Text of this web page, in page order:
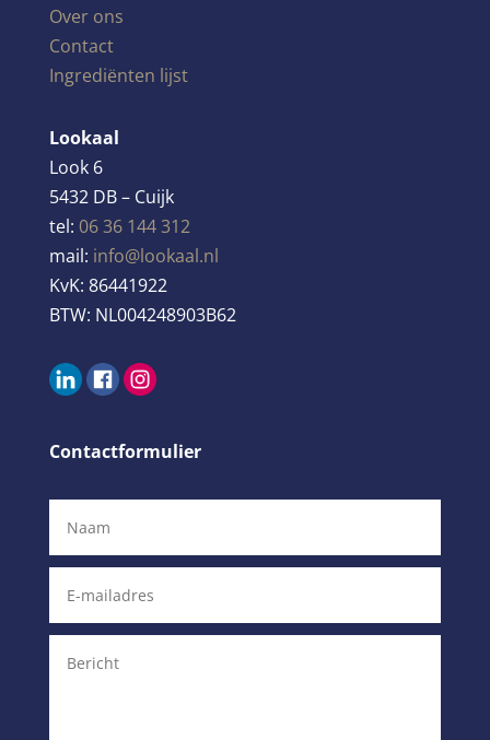
Over ons
Contact
Ingrediënten lijst
Lookaal
Look 6
5432 DB – Cuijk
tel: 06 36 144 312
mail: info@lookaal.nl
KvK: 86441922
BTW: NL004248903B62
Contactformulier